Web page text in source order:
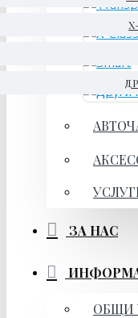
ЗА НАС
ОБЩИ